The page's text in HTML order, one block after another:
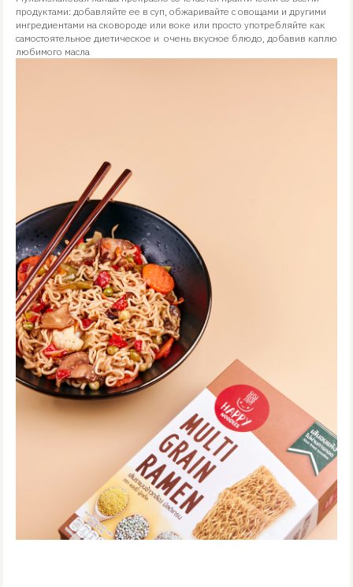
продуктами: добавляйте ее в суп, обжаривайте с овощами и другими
ингредиентами на сковороде или воке или просто употребляйте как
самостоятельное диетическое и очень вкусное блюдо, добавив каплю
любимого масла